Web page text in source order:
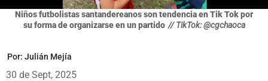
Niños futbolistas santandereanos son tendencia en Tik Tok por
su forma de organizarse en un partido // TikTok: @cgchaoca
Por: Julián Mejía
30 de Sept, 2025